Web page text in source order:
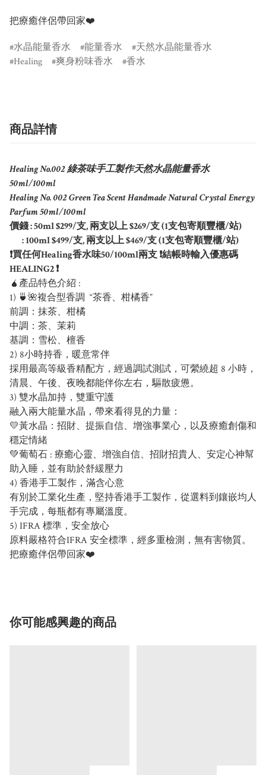
把療癒伴侶帶回家❤️
水晶能量香水 能量香水
天然水晶能量香水
Healing
爽身粉味香水 香水
商品詳情
Healing No.002 綠茶味手工製作天然水晶能量香水
50ml/100ml
Healing No. 002 Green Tea Scent Handmade Natural Crystal Energy
Parfum 50ml/100ml
價錢 : 50ml $299/支, 兩支以上 $269/支 (1支包寄順豐櫃/站)
: 100ml $499/支, 兩支以上 $469/支 (1支包寄順豐櫃/站)
❗買任何Healing香水味50/100ml兩支 ❗結帳時輸入優惠碼
HEALING2 ❗
🧉產品特色介紹 :
1) 🍵🌺複合型香調 “茶香、柑橘香”
前調：抹茶、柑橘
中調：茶、茉莉
基調：雪松、檀香
2) 8小時持香，暖意常伴
採用最高等級香精配方，經過調試測試，可縈繞超 8 小時，
清晨、午後、夜晚都能伴你左右，驅散疲憊。
3) 雙水晶加持，雙重守護
融入兩大能量水晶，帶來看得見的力量：
💛黃水晶：招財、提振自信、增強事業心，以及療癒創傷和
穩定情緒
💚葡萄石 : 療癒心靈、增強自信、招財招貴人、安定心神幫
助入睡，並有助於舒緩壓力
4) 香港手工製作，滿含心意
有別於工業化生產，堅持香港手工製作，從選料到鑲嵌均人
手完成，每瓶都有專屬溫度。
5) IFRA 標準，安全放心
原料嚴格符合IFRA 安全標準，經多重檢測，無有害物質。
把療癒伴侶帶回家❤️
你可能感興趣的商品